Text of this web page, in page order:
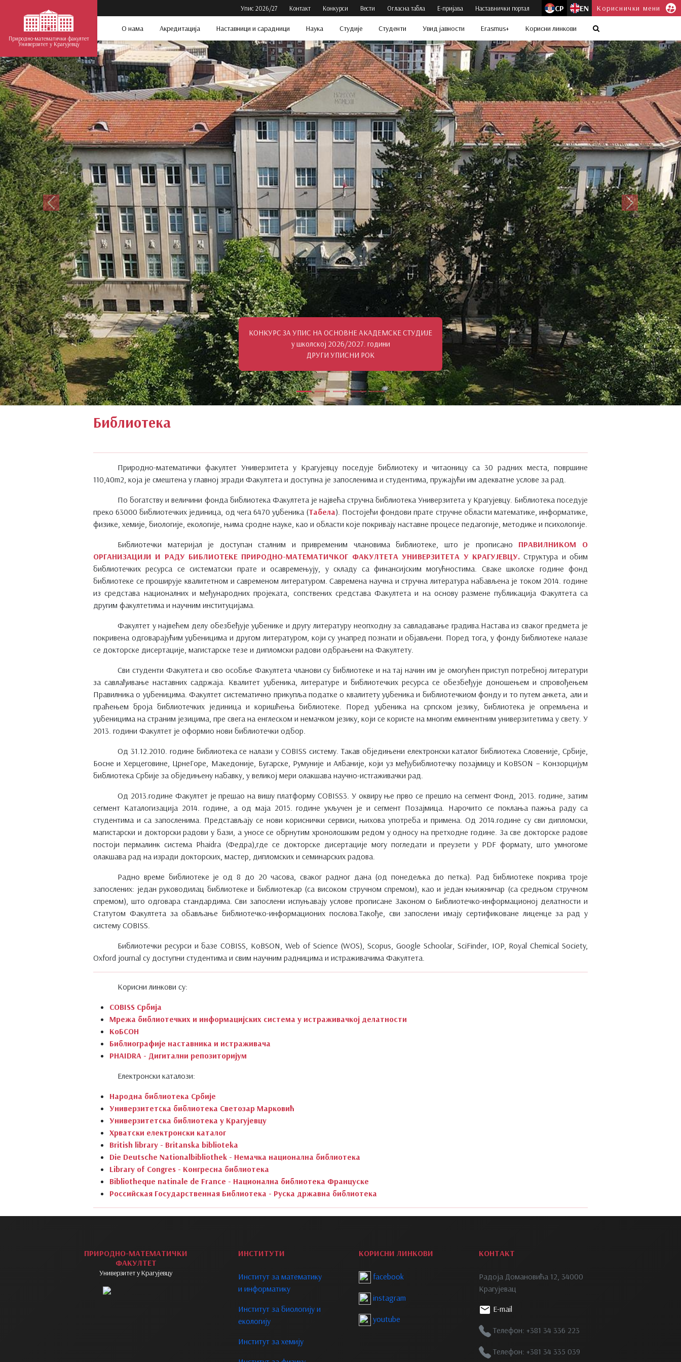
Природно-математички факултет
Универзитет у Крагујевцу
Упис 2026/27 Контакт Конкурси Вести Огласна табла Е-пријава Наставнички портал СР EN Кориснички мени
О нама Акредитација Наставници и сарадници Наука Студије Студенти Увид јавности Erasmus+ Корисни линкови
КОНКУРС ЗА УПИС НА КРАТКИ ПРОГРАМ СТУДИЈА
“Руковалац дивљим животињама у специфичним условима“
Претходни Следећи
Библиотека
Природно-математички факултет Универзитета у Крагујевцу поседује библиотеку и читаоницу са 30 радних места, површине
110,40m2, која је смештена у главној згради Факултета и доступна је запосленима и студентима, пружајући им адекватне услове за рад.
По богатству и величини фонда библиотека Факултета је највећа стручна библиотека Универзитета у Крагујевцу. Библиотека поседује
преко 63000 библиотечких јединица, од чега 6470 уџбеника (Taбела). Постојећи фондови прате стручне области математике, информатике,
физике, хемије, биологије, екологије, њима сродне науке, као и области које покривају наставне процесе педагогије, методике и психологије.
Библиотечки материјал је доступан сталним и привременим члановима библиотеке, што је прописано ПРАВИЛНИКОМ О
ОРГАНИЗАЦИЈИ И РАДУ БИБЛИОТЕКЕ ПРИРОДНО-МАТЕМАТИЧКОГ ФАКУЛТЕТА УНИВЕРЗИТЕТА У КРАГУЈЕВЦУ.Структура и обим
библиотечких ресурса се систематски прате и осавремењују, у складу са финансијским могућностима. Сваке школске године фонд
библиотеке се проширује квалитетном и савременом литературом. Савремена научна и стручна литература набављена је током 2014. године
из средстава националних и међународних пројеката, сопствених средстава Факултета и на основу размене публикација Факултета са
другим факултетима и научним институцијама.
Факултет у највећем делу обезбеђује уџбенике и другу литературу неопходну за савладавање градива.Настава из сваког предмета је
покривена одговарајућим уџбеницима и другом литературом, који су унапред познати и објављени. Поред тога, у фонду библиотеке налазе
се докторске дисертације, магистарске тезе и дипломски радови одбрањени на Факултету.
Сви студенти Факултета и сво особље Факултета чланови су библиотеке и на тај начин им је омогућен приступ потребној литератури
за савлађивање наставних садржаја. Квалитет уџбеника, литературе и библиотечких ресурса се обезбеђује доношењем и спровођењем
Правилника о уџбеницима. Факултет систематично прикупља податке о квалитету уџбеника и библиотечкиом фонду и то путем анкета, али и
праћењем броја библиотечких јединица и коришћења библиотеке. Поред уџбеника на српском језику, библиотекa je опремљенa и
уџбеницима на страним језицима, пре свега на енглеском и немачком језику, који се користе на многим еминентним универзитетима у свету. У
2013. години Факултет је оформио нови библиотечки одбор.
Од 31.12.2010. године библиотека се налази у COBISS систему. Такав обједињени електронски каталог библиотека Словеније, Србије,
Босне и Херцеговине, ЦрнеГоре, Македоније, Бугарске, Румуније и Албаније, који уз међубиблиотечку позајмицу и KoBSON – Конзорцијум
библиотека Србије за обједињену набавку, у великој мери олакшава научно-истrаживачки рад.
Од 2013.године Факултет је прешао на вишу платформу COBISS3. У оквиру ње прво се прешло на сегмент Фонд, 2013. године, затим
сегмент Каталогизација 2014. године, а од маја 2015. године укључен је и сегмент Позајмица. Нарочито се поклања пажња раду са
студентима и са запосленима. Представљају се нови кориснички сервиси, њихова употреба и примена. Од 2014.године су сви дипломски,
магистарски и докторски радови у бази, а уносе се обрнутим хронолошким редом у односу на претходне године. За све докторске радове
постоји пермалинк система Phaidra (Федра),где се докторске дисертације могу погледати и преузети у PDF формату, што умногоме
олакшава рад на изради докторских, мастер, дипломских и семинарских радова.
Радно времe библиотеке је од 8 до 20 часова, сваког радног дана (од понедељка до петка). Рад библиотеке покрива троје
запослених: један руководилац библиотеке и библиотекар (са високом стручном спремом), као и један књижничар (са средњом стручном
спремом), што одговара стандардима. Сви запослени испуњавају услове прописане Законом о Библиотечко-информационој делатности и
Статутом Факултета за обављање библиотечко-информационих послова.Такође, сви запослени имају сертификоване лиценце за рад у
систему COBISS.
Библиотечки ресурси и базе COBISS, KoBSON, Web of Science (WOS), Scopus, Google Schoolar, SciFinder, IOP, Royal Chemical Society,
Oxford journal су доступни студентима и свим научним радницима и истраживачима Факултета.
Корисни линкови су:
COBISS Србија
Мрежа библиотечких и информацијских система у истраживачкој делатности
КоБСОН
Библиографије наставника и истраживача
PHAIDRA - Дигитални репозиторијум
Електронски каталози:
Народна библиотека Србије
Универзитетска библиотека Светозар Марковић
Универзитетска библиотека у Крагујевцу
Хрватски електронски каталог
British library - Britanska biblioteka
Die Deutsche Nationalbibliothek - Немачка национална библиотека
Library of Congres - Конгресна библиотека
Bibliotheque natinale de France - Национална библиотека Француске
Российская Государственная Библиотека - Руска државна библиотека
ПРИРОДНО-МАТЕМАТИЧКИ
ФАКУЛТЕТ
Универзитет у Крагујевцу
ИНСТИТУТИ
Институт за математику
и информатику
Институт за биологију и
екологију
Институт за хемију
КОРИСНИ ЛИНКОВИ
facebook
instagram
youtube
КОНТАКТ
Радоја Домановића 12, 34000
Крагујевац
E-mail
Телефон: +381 34 336 223
Телефон: +381 34 335 039